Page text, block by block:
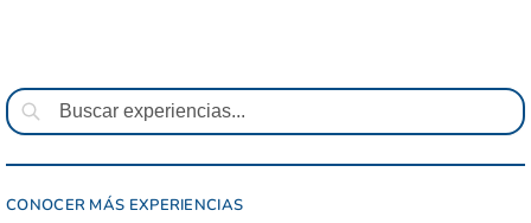
Buscar
CONOCER MÁS EXPERIENCIAS